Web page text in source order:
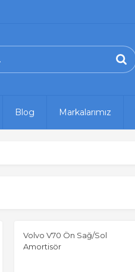
Blog Markalarımız
Volvo V70 Ön Sağ/Sol
Amortisör